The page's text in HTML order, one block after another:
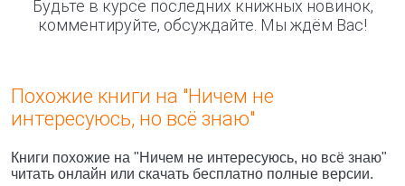
Будьте в курсе последних книжных новинок,
комментируйте, обсуждайте. Мы ждём Вас!
Похожие книги на "Ничем не
интересуюсь, но всё знаю"
Книги похожие на "Ничем не интересуюсь, но всё знаю"
читать онлайн или скачать бесплатно полные версии.